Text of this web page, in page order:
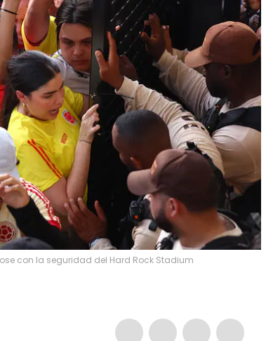
con la seguridad del Hard Rock Stadium